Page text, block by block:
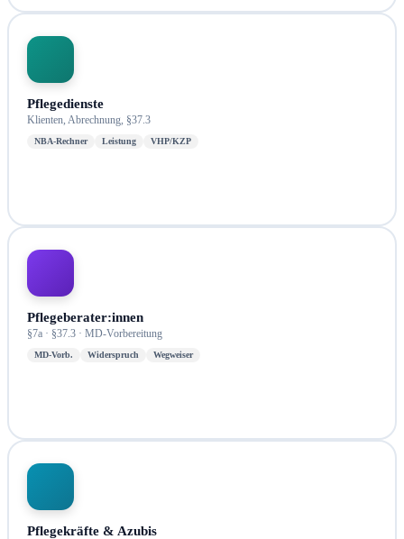
Pflegedienste
Klienten, Abrechnung, §37.3
NBA-Rechner Leistung VHP/KZP
Pflegeberater:innen
§7a · §37.3 · MD-Vorbereitung
MD-Vorb. Widerspruch Wegweiser
Pflegekräfte & Azubis